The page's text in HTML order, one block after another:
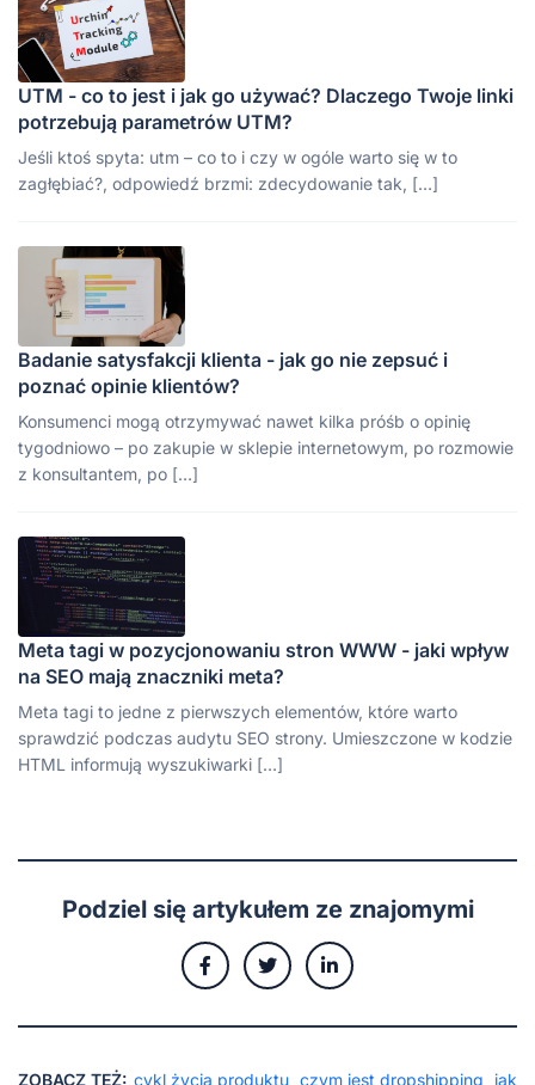
UTM - co to jest i jak go używać? Dlaczego Twoje linki
potrzebują parametrów UTM?
Jeśli ktoś spyta: utm – co to i czy w ogóle warto się w to
zagłębiać?, odpowiedź brzmi: zdecydowanie tak, […]
Badanie satysfakcji klienta - jak go nie zepsuć i
poznać opinie klientów?
Konsumenci mogą otrzymywać nawet kilka próśb o opinię
tygodniowo – po zakupie w sklepie internetowym, po rozmowie
z konsultantem, po […]
Meta tagi w pozycjonowaniu stron WWW - jaki wpływ
na SEO mają znaczniki meta?
Meta tagi to jedne z pierwszych elementów, które warto
sprawdzić podczas audytu SEO strony. Umieszczone w kodzie
HTML informują wyszukiwarki […]
Podziel się artykułem ze znajomymi
ZOBACZ TEŻ: cykl życia produktu czym jest dropshipping
jak